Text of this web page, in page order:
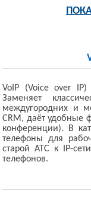
VoIP (Voice over IP)
Заменяет
междугородних и
CRM, даёт удобные
конференции). В
телефоны для
старой АТС к IP-
телефонов.